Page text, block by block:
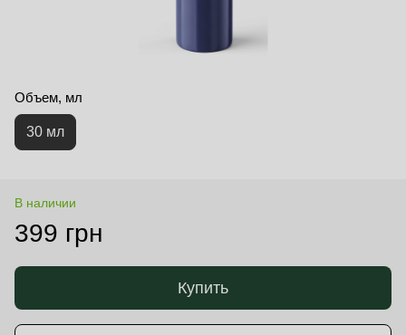
Объем, мл
30 мл
В наличии
399 грн
Купить